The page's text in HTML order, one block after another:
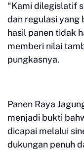
“Kami dilegislatif
dan regulasi yang
hasil panen tidak
memberi nilai
pungkasnya.
Panen Raya
menjadi bukti
dicapai melalui
dukungan penuh